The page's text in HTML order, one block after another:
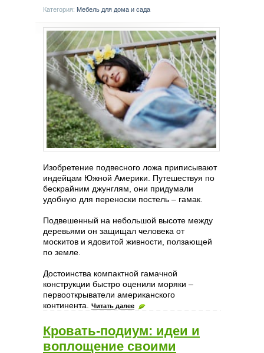
Категория: Мебель для дома и сада
Изобретение подвесного ложа приписывают
индейцам Южной Америки. Путешествуя по
бескрайним джунглям, они придумали
удобную для переноски постель – гамак.
Подвешенный на небольшой высоте между
деревьями он защищал человека от
москитов и ядовитой живности, ползающей
по земле.
Достоинства компактной гамачной
конструкции быстро оценили моряки –
первооткрыватели американского
континента. Читать далее
Кровать-подиум: идеи и
воплощение своими